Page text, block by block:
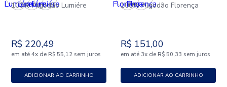
100% Algodão Lumiére
R$ 220,49
em até 4x de R$ 55,12 sem juros
ADICIONAR AO CARRINHO
100% Algodão Florença
R$ 151,00
em até 3x de R$ 50,33 sem juros
ADICIONAR AO CARRINHO